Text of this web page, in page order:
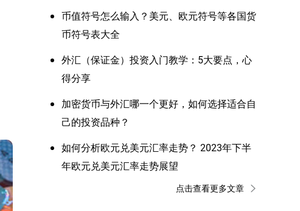
币值符号怎么输入？美元、欧元符号等各国货
币符号表大全
外汇（保证金）投资入门教学：5大要点，心
得分享
加密货币与外汇哪一个更好，如何选择适合自
己的投资品种？
如何分析欧元兑美元汇率走势？ 2023年下半
年欧元兑美元汇率走势展望
点击查看更多文章